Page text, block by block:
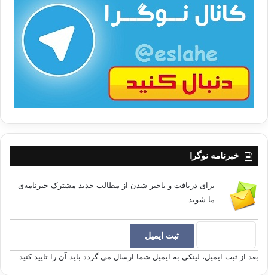
خبرنامه نوگرا
برای دریافت و باخبر شدن از مطالب جدید مشترک خبرنامه‌ی
ما شوید.
بعد از ثبت ایمیل، لینکی به ایمیل شما ارسال می گردد باید آن را تایید کنید.